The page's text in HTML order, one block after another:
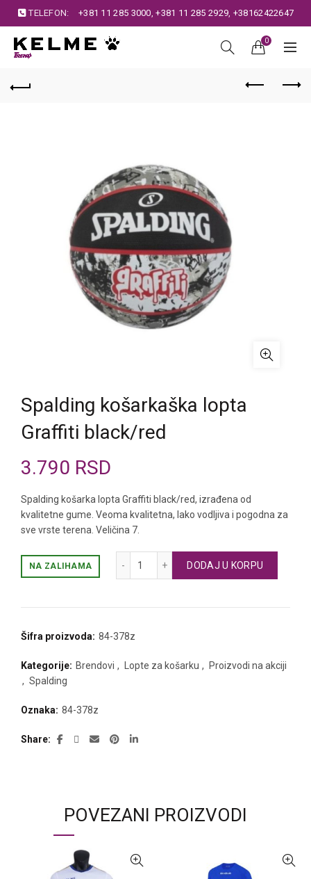
TELEFON: +381 11 285 3000,+381 11 285 2929, +38162422647
0
Spalding košarkaška lopta
Graffiti black/red
3.790 RSD
Spalding košarka lopta Graffiti black/red, izrađena od
kvalitetne gume. Veoma kvalitetna, lako vodljiva i pogodna za
sve vrste terena. Veličina 7.
NA ZALIHAMA DODAJ U KORPU
Šifra proizvoda: 84-378z
Kategorije: Brendovi , Lopte za košarku ,
Proizvodi na akciji
, Spalding
Oznaka: 84-378z
Share
POVEZANI PROIZVODI